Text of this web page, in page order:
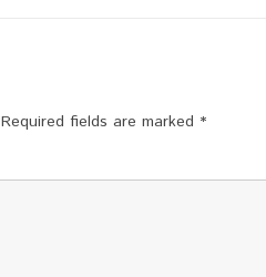
Required fields are marked *